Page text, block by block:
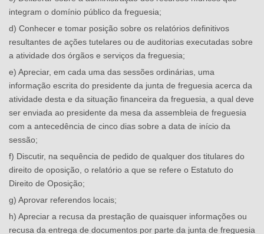
integram o domínio público da freguesia;
d) Conhecer e tomar posição sobre os relatórios definitivos
resultantes de ações tutelares ou de auditorias executadas sobre
a atividade dos órgãos e serviços da freguesia;
e) Apreciar, em cada uma das sessões ordinárias, uma
informação escrita do presidente da junta de freguesia acerca da
atividade desta e da situação financeira da freguesia, a qual deve
ser enviada ao presidente da mesa da assembleia de freguesia
com a antecedência de cinco dias sobre a data de início da
sessão;
f) Discutir, na sequência de pedido de qualquer dos titulares do
direito de oposição, o relatório a que se refere o Estatuto do
Direito de Oposição;
g) Aprovar referendos locais;
h) Apreciar a recusa da prestação de quaisquer informações ou
recusa da entrega de documentos por parte da junta de freguesia